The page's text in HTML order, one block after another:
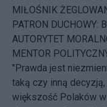
MIŁOŚNIK
PATRON DUCHOWY:
AUTORYTET
MENTOR
"Prawda jest
taką czy inną
większość Polaków w